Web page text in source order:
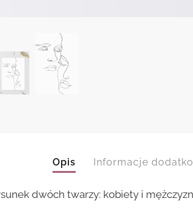
Opis Informacje
dwóch twarzy: kobiety i